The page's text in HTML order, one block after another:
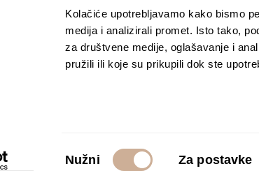
Kolačiće upotrebljavamo kako bismo
medija i analizirali promet. Isto tako,
za društvene medije, oglašavanje i
pružili ili koje su prikupili dok ste
pristanka
Nužni Za postavke
Copyright © 2026.KEK